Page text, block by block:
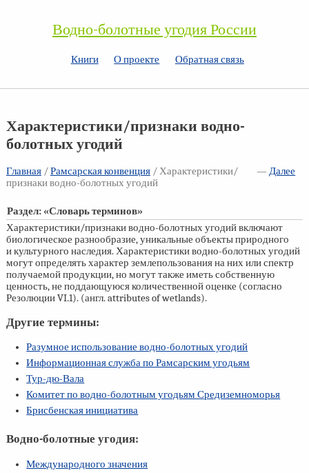
Водно-болотные угодия России
Книги О проекте Обратная связь
Характеристики/признаки водно-
болотных угодий
Главная/ —Далее
Рамсарская конвенция/ Характеристики/
признаки водно-болотных угодий
Раздел: «Словарь терминов»
Характеристики/признаки водно-болотных угодий включают
биологическое разнообразие, уникальные объекты природного
и культурного наследия. Характеристики водно-болотных угодий
могут определять характер землепользования на них или спектр
получаемой продукции, но могут также иметь собственную
ценность, не поддающуюся количественной оценке (согласно
Резолюции VI.1). (англ. attributes of wetlands).
Другие термины:
Разумное использование водно-болотных угодий
Информационная служба по Рамсарским угодьям
Тур-дю-Вала
Комитет по водно-болотным угодьям Средиземноморья
Брисбенская инициатива
Водно-болотные угодия:
Международного значения